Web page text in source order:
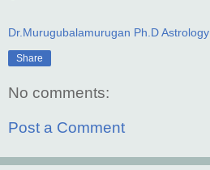
Dr.Murugubalamurugan Ph.D Astrology
Share
No comments:
Post a Comment